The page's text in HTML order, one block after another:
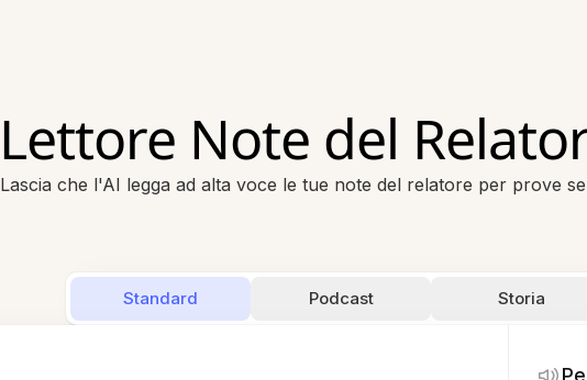
Lettore Note del
Lascia che l'AI legga ad alta voce le tue note del relatore per prove
Standard Podcast Storia